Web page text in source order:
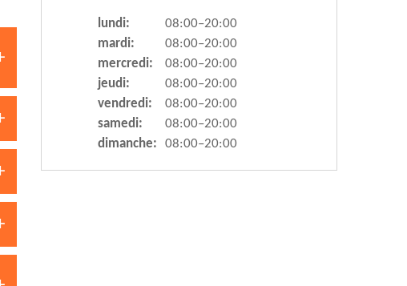
lundi:
08:00–20:00
mardi:
08:00–20:00
mercredi:
08:00–20:00
jeudi:
08:00–20:00
vendredi:
08:00–20:00
samedi:
08:00–20:00
dimanche:
08:00–20:00